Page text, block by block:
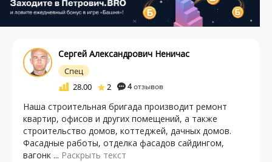
Сергей Александрович Неничас
Спец
28.00
2 4отзывов
Наша строительная бригада производит ремонт
квартир, офисов и других помещений, а также
строительство домов, коттеджей, дачных домов.
Фасадные работы, отделка фасадов сайдингом,
вагонк ... Раскрыть текст